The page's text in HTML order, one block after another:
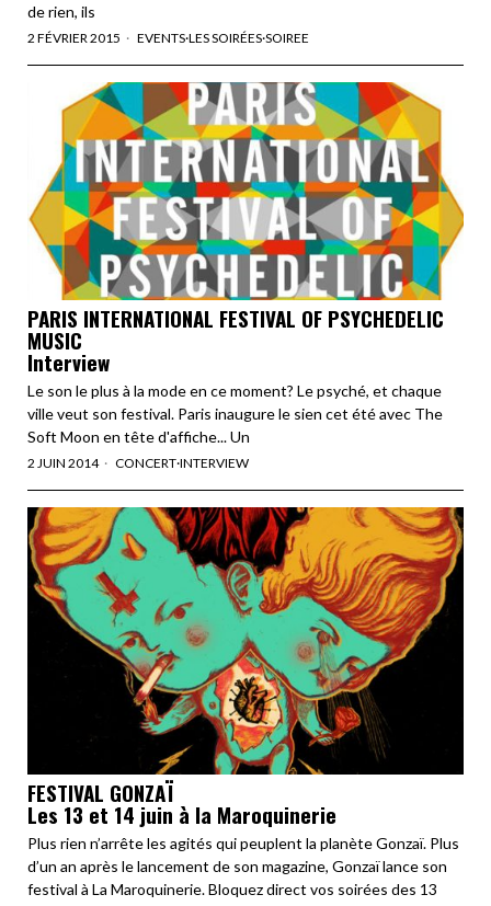
de rien, ils
2 FÉVRIER 2015 EVENTS·LES SOIRÉES·SOIREE
PARIS INTERNATIONAL FESTIVAL OF PSYCHEDELIC
MUSIC
Interview
Le son le plus à la mode en ce moment? Le psyché, et chaque
ville veut son festival. Paris inaugure le sien cet été avec The
Soft Moon en tête d'affiche... Un
2 JUIN 2014 CONCERT·INTERVIEW
FESTIVAL GONZAÏ
Les 13 et 14 juin à la Maroquinerie
Plus rien n’arrête les agités qui peuplent la planète Gonzaï. Plus
d’un an après le lancement de son magazine, Gonzaï lance son
festival à La Maroquinerie. Bloquez direct vos soirées des 13